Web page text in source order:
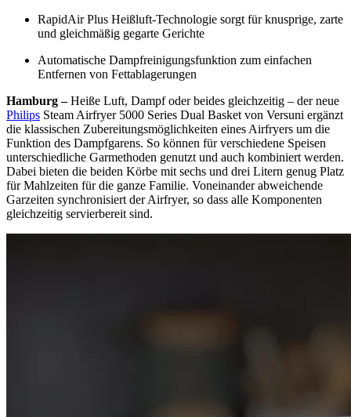
RapidAir Plus Heißluft-Technologie sorgt für knusprige, zarte
und gleichmäßig gegarte Gerichte
Automatische Dampfreinigungsfunktion zum einfachen
Entfernen von Fettablagerungen
Hamburg –Heiße Luft, Dampf oder beides gleichzeitig – der neue
Philips Steam Airfryer 5000 Series Dual Basket von Versuni ergänzt
die klassischen Zubereitungsmöglichkeiten eines Airfryers um die
Funktion des Dampfgarens. So können für verschiedene Speisen
unterschiedliche Garmethoden genutzt und auch kombiniert werden.
Dabei bieten die beiden Körbe mit sechs und drei Litern genug Platz
für Mahlzeiten für die ganze Familie. Voneinander abweichende
Garzeiten synchronisiert der Airfryer, so dass alle Komponenten
gleichzeitig servierbereit sind.